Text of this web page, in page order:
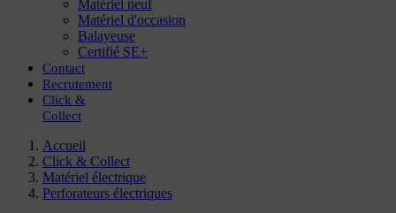
Matériel neuf
Matériel d'occasion
Balayeuse
Certifié SE+
Contact
Recrutement
Click &
Collect
Accueil
Click & Collect
Matériel électrique
Perforateurs électriques